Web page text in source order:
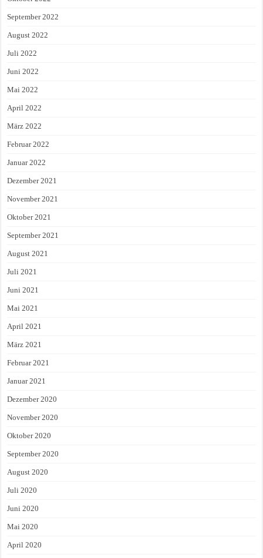
September 2022
August 2022
Juli 2022
Juni 2022
Mai 2022
April 2022
März 2022
Februar 2022
Januar 2022
Dezember 2021
November 2021
Oktober 2021
September 2021
August 2021
Juli 2021
Juni 2021
Mai 2021
April 2021
März 2021
Februar 2021
Januar 2021
Dezember 2020
November 2020
Oktober 2020
September 2020
August 2020
Juli 2020
Juni 2020
Mai 2020
April 2020